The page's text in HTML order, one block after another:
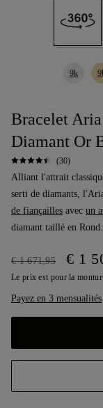
9k
Bracelet
Diamant Or
(30)
Alliant l'attrait
serti de diamants,
de fiançailles avec un
diamant taillé en Rond.
€ 1 671,95 € 1
Le prix est pour la
Payez en 3 mensualités